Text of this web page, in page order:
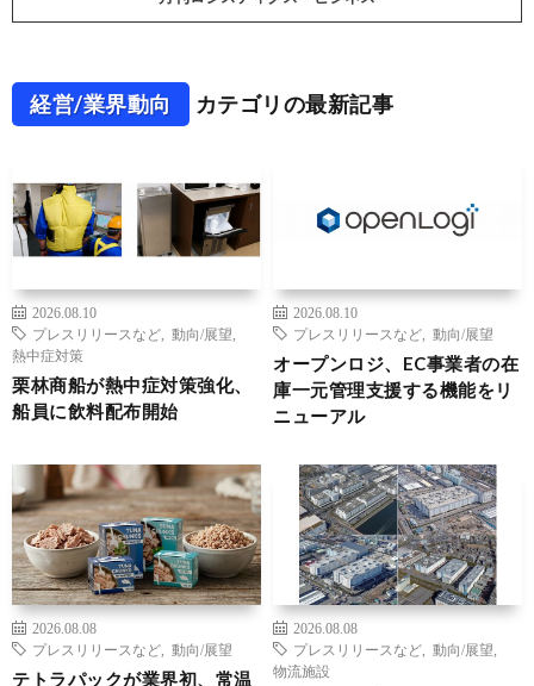
経営/業界動向 カテゴリの最新記事
2026.08.10
プレスリリースなど
動向/展望
熱中症対策
栗林商船が熱中症対策強化、
船員に飲料配布開始
2026.08.10
プレスリリースなど
動向/展望
オープンロジ、EC事業者の在
庫一元管理支援する機能をリ
ニューアル
2026.08.08
プレスリリースなど
動向/展望
テトラパックが業界初、常温
2026.08.08
プレスリリースなど
動向/展望
物流施設